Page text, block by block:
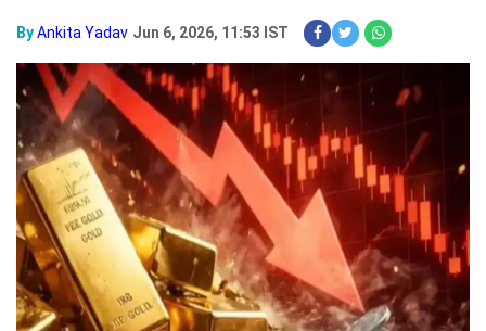
ByAnkita Yadav Jun 6, 2026, 11:53 IST